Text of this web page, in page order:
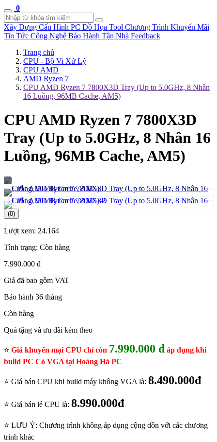
0
Xây Dựng Cấu Hình PC Đồ Họa Tool Chương Trình Khuyến Mãi
Tin Tức Công Nghệ Bảo Hành Tận Nhà Feedback
Trang chủ
CPU - Bộ Vi Xử Lý
CPU AMD
AMD Ryzen 7
CPU AMD Ryzen 7 7800X3D Tray (Up to 5.0GHz, 8 Nhân
16 Luồng, 96MB Cache, AM5)
CPU AMD Ryzen 7 7800X3D
Tray (Up to 5.0GHz, 8 Nhân 16
Luồng, 96MB Cache, AM5)
(0)
Lượt xem: 24.164
Tình trạng: Còn hàng
7.990.000 đ
Giá đã bao gồm VAT
Bảo hành 36 tháng
Còn hàng
Quà tặng và ưu đãi kèm theo
⭐ Giá khuyến mại CPU chỉ còn 7.990.000 đ áp dụng khi
build PC Có VGA tại Hoàng Hà PC
⭐ Giá bán CPU khi build máy không VGA là: 8.490.000đ
⭐ Giá bán lẻ CPU là: 8.990.000đ
⭐ LƯU Ý: Chương trình không áp dụng cộng dồn với các chương
trình khác